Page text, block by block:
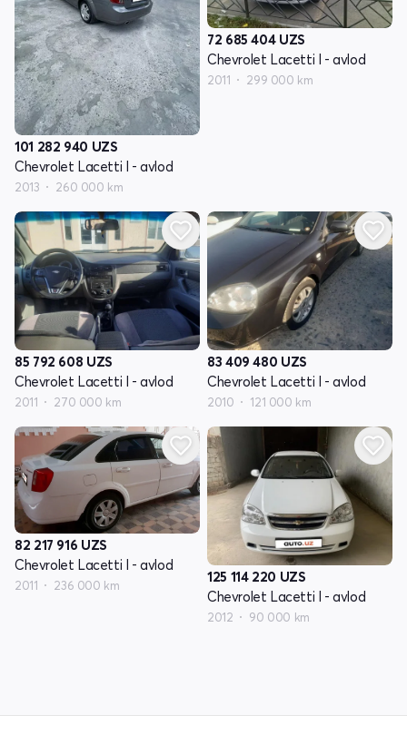
101 282 940 UZS
Chevrolet Lacetti I - avlod
2013 260 000 km
72 685 404 UZS
Chevrolet Lacetti I - avlod
2011 299 000 km
85 792 608 UZS
Chevrolet Lacetti I - avlod
2011 270 000 km
83 409 480 UZS
Chevrolet Lacetti I - avlod
2010 121 000 km
82 217 916 UZS
Chevrolet Lacetti I - avlod
2011 236 000 km
125 114 220 UZS
Chevrolet Lacetti I - avlod
2012 90 000 km